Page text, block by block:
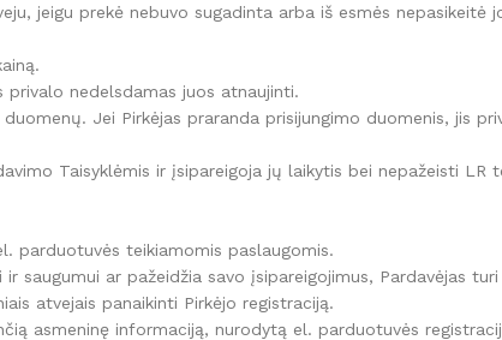
jeigu prekė nebuvo sugadinta arba iš esmės nepasikeitė
privalo nedelsdamas juos atnaujinti.
Jei Pirkėjas praranda prisijungimo duomenis, jis
Taisyklėmis ir įsipareigoja jų laikytis bei nepažeisti LR
parduotuvės teikiamomis paslaugomis.
saugumui ar pažeidžia savo įsipareigojimus, Pardavėjas
atvejais panaikinti Pirkėjo registraciją.
asmeninę informaciją, nurodytą el. parduotuvės